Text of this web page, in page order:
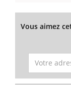
Vous aimez